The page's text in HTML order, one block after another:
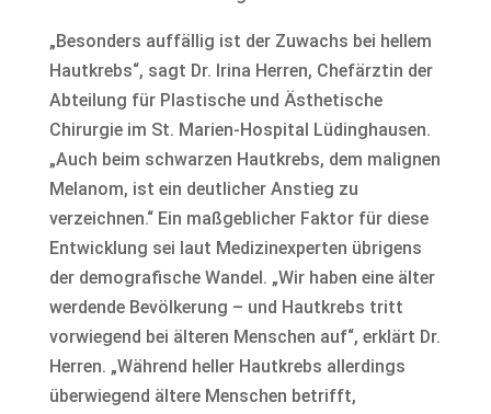
„Besonders auffällig ist der Zuwachs bei hellem
Hautkrebs“, sagt Dr. Irina Herren, Chefärztin der
Abteilung für Plastische und Ästhetische
Chirurgie im St. Marien-Hospital Lüdinghausen.
„Auch beim schwarzen Hautkrebs, dem malignen
Melanom, ist ein deutlicher Anstieg zu
verzeichnen.“ Ein maßgeblicher Faktor für diese
Entwicklung sei laut Medizinexperten übrigens
der demografische Wandel. „Wir haben eine älter
werdende Bevölkerung – und Hautkrebs tritt
vorwiegend bei älteren Menschen auf“, erklärt Dr.
Herren. „Während heller Hautkrebs allerdings
überwiegend ältere Menschen betrifft,